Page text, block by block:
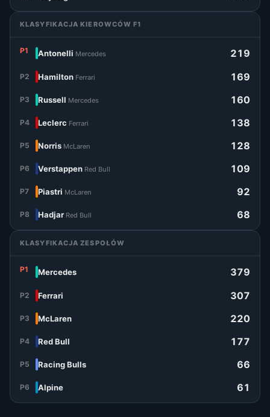
KLASYFIKACJA KIEROWCÓW F1
P1 Antonelli Mercedes 219
P2 Hamilton Ferrari 169
P3 Russell Mercedes 160
P4 Leclerc Ferrari 138
P5 Norris McLaren 128
P6 Verstappen Red Bull 109
P7 Piastri McLaren 92
P8 Hadjar Red Bull 68
KLASYFIKACJA ZESPOŁÓW
P1 Mercedes 379
P2 Ferrari 307
P3 McLaren 220
P4 Red Bull 177
P5 Racing Bulls 66
P6 Alpine 61